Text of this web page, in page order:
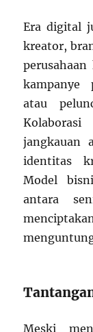
Era digital
kreator,
kampanye
atau
jangkauan
identitas
Model
antara
Meski